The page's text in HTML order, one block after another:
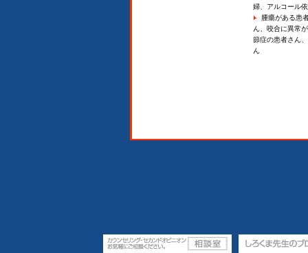
婦、アルコール
腫瘍がある患
ん、咬合に異常
節症の患者さん
ん